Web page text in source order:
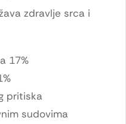
zdravlje srca i
17%
pritiska
sudovima